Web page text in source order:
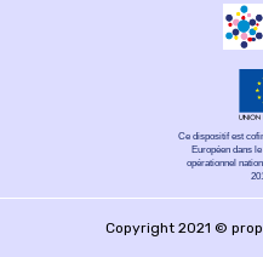
Ce dispositif est
Européen dans
opérationnel
Copyright 2021 ©